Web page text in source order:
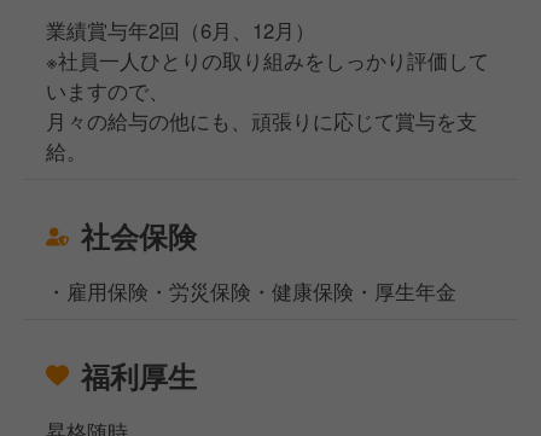
業績賞与年2回（6月、12月）
※社員一人ひとりの取り組みをしっかり評価して
いますので、
月々の給与の他にも、頑張りに応じて賞与を支
給。
社会保険
・雇用保険・労災保険・健康保険・厚生年金
福利厚生